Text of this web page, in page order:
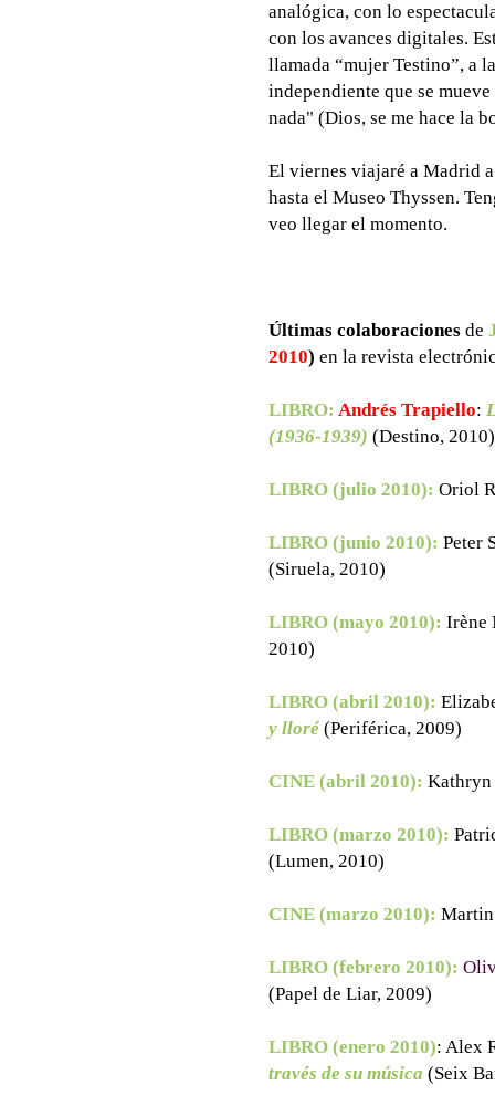
analógica, con lo
con los avances digitales.
llamada “mujer Testino”, a
independiente que se
nada" (Dios, se me hace la
El viernes viajaré a Madrid
hasta el Museo Thyssen.
veo llegar el momento.
Últimas colaboraciones de
2010) en la revista
LIBRO: Andrés Trapiello:
(1936-1939) (Destino, 2010)
LIBRO (julio 2010): Oriol
LIBRO (junio 2010): Peter
(Siruela, 2010)
LIBRO (mayo 2010): Irène
2010)
LIBRO (abril 2010):
y lloré (Periférica, 2009)
CINE (abril 2010):
LIBRO (marzo 2010):
(Lumen, 2010)
CINE (marzo 2010):
LIBRO (febrero 2010):
(Papel de Liar, 2009)
LIBRO (enero 2010): Alex
través de su música (Seix